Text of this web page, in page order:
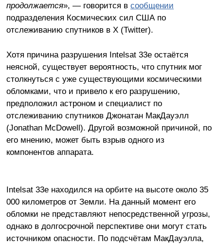
продолжается», — говорится в сообщении
подразделения Космических сил США по
отслеживанию спутников в X (Twitter).
Хотя причина разрушения Intelsat 33e остаётся
неясной, существует вероятность, что спутник мог
столкнуться с уже существующими космическими
обломками, что и привело к его разрушению,
предположил астроном и специалист по
отслеживанию спутников Джонатан МакДауэлл
(Jonathan McDowell). Другой возможной причиной, по
его мнению, может быть взрыв одного из
компонентов аппарата.
Intelsat 33e находился на орбите на высоте около 35
000 километров от Земли. На данный момент его
обломки не представляют непосредственной угрозы,
однако в долгосрочной перспективе они могут стать
источником опасности. По подсчётам МакДауэлла,